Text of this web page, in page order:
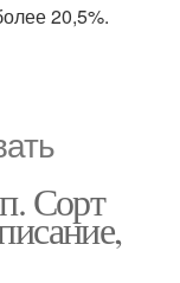
20,5%.
Сорт